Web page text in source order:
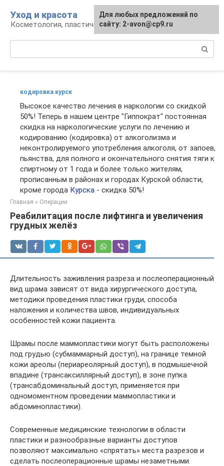
контенту
Уход и красота
Косметология, пластическая хирургия, уход
кодировка курск
Высокое качество лечения в наркологии со скидкой
50%! Теперь в нашем центре "Гиппократ" постоянная
скидка на наркологические услуги по лечению и
кодированию (кодировка) от алкоголизма и
неконтролируемого употребления алкоголя, от запоев,
пьянства, для полного и окончательного снятия тяги к
спиртному от 1 года и более только жителям,
прописанным в районах и городах Курской области,
кроме города Курска - скидка 50%!
Главная » Операции
Реабилитация после лифтинга и увеличения
грудных желёз
Длительность заживления разреза и послеоперационный
вид шрама зависят от вида хирургического доступа,
методики проведения пластики груди, способа
наложения и количества швов, индивидуальных
особенностей кожи пациента.
Шрамы после маммопластики могут быть расположены
под грудью (субмаммарный доступ), на границе темной
кожи ареолы (периареолярный доступ), в подмышечной
впадине (трансаксиллярный доступ), в зоне пупка
(трансабдоминальный доступ, применяется при
одномоментном проведении маммопластики и
абдоминопластики).
Современные медицинские технологии в области
пластики и разнообразные варианты доступов
позволяют максимально «спрятать» места разрезов и
сделать послеоперационные шрамы незаметными.
Для любых предложений по
сайту: 2-avon@cp9.ru